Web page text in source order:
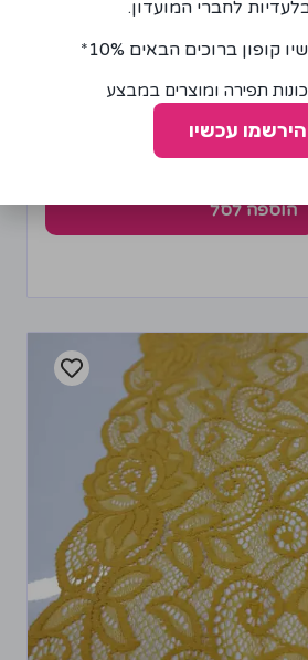
הוספה לסל
לחברי המועדון.
ברוכים הבאים 10%*
תפירה ומוצרים במבצע
הירשמו עכשיו